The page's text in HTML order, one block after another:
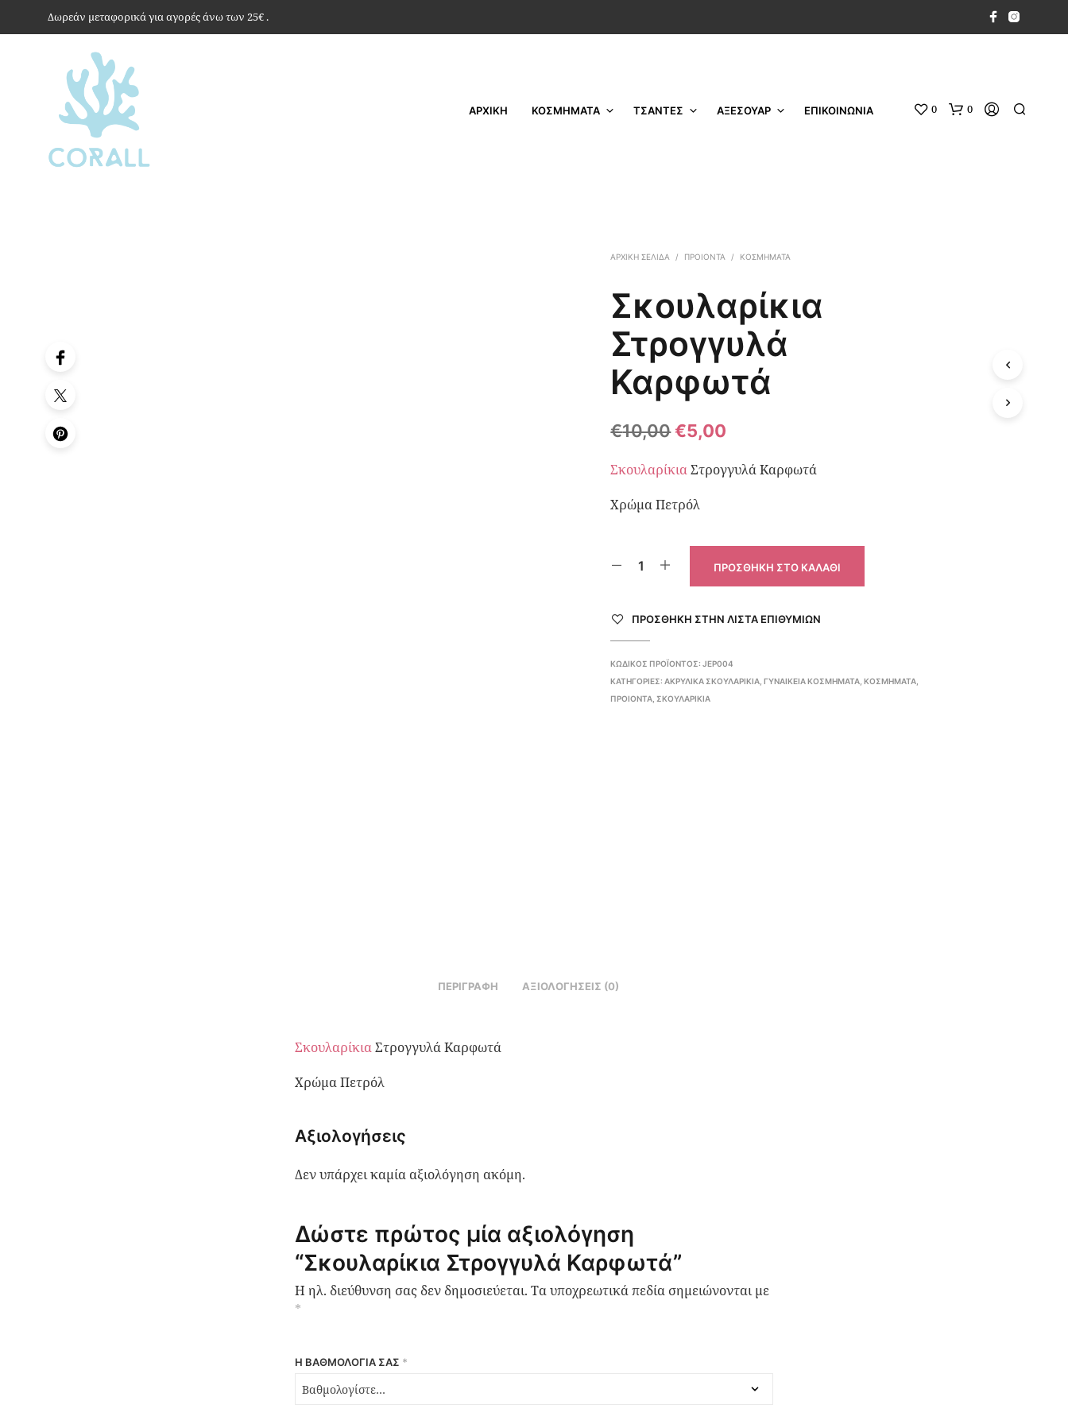
Δωρεάν μεταφορικά για αγορές άνω των 25€ .
ΑΡΧΙΚΗ ΚΟΣΜΗΜΑΤΑ ΤΣΑΝΤΕΣ ΑΞΕΣΟΥΑΡ ΕΠΙΚΟΙΝΩΝΙΑ 0 0
ΑΡΧΙΚΉ ΣΕΛΊΔΑ / ΠΡΟΙΟΝΤΑ / ΚΟΣΜΉΜΑΤΑ
Σκουλαρίκια
Στρογγυλά
Καρφωτά
€10,00 €5,00
ΣκουλαρίκιαΣτρογγυλά Καρφωτά
Χρώμα Πετρόλ
ΠΡΟΣΘΉΚΗ ΣΤΟ ΚΑΛΆΘΙ
ΠΡΌΣΘΉΚΗ ΣΤΗΝ ΛΊΣΤΑ ΕΠΙΘΥΜΙΏΝ
ΚΩΔΙΚΌΣ ΠΡΟΪΌΝΤΟΣ:JEP004
ΚΑΤΗΓΟΡΊΕΣ:ΑΚΡΥΛΙΚΆ ΣΚΟΥΛΑΡΊΚΙΑ ,ΓΥΝΑΙΚΕΊΑ ΚΟΣΜΉΜΑΤΑ ,ΚΟΣΜΉΜΑΤΑ
ΠΡΟΙΟΝΤΑ ΣΚΟΥΛΑΡΊΚΙΑ
ΠΕΡΙΓΡΑΦΉ ΑΞΙΟΛΟΓΉΣΕΙΣ (0)
ΣκουλαρίκιαΣτρογγυλά Καρφωτά
Χρώμα Πετρόλ
Αξιολογήσεις
Δεν υπάρχει καμία αξιολόγηση ακόμη.
Δώστε πρώτος μία αξιολόγηση
“Σκουλαρίκια Στρογγυλά Καρφωτά”
Η ηλ. διεύθυνση σας δεν δημοσιεύεται. Τα υποχρεωτικά πεδία σημειώνονται με
*
Η ΒΑΘΜΟΛΟΓΊΑ ΣΑΣ *